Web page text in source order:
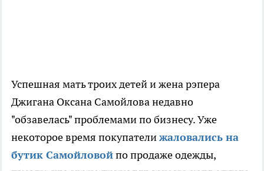
Успешная мать троих детей и жена рэпера
Джигана Оксана Самойлова недавно
"обзавелась" проблемами по бизнесу. Уже
некоторое время покупателижаловались на
бутик Самойловойпо продаже одежды,